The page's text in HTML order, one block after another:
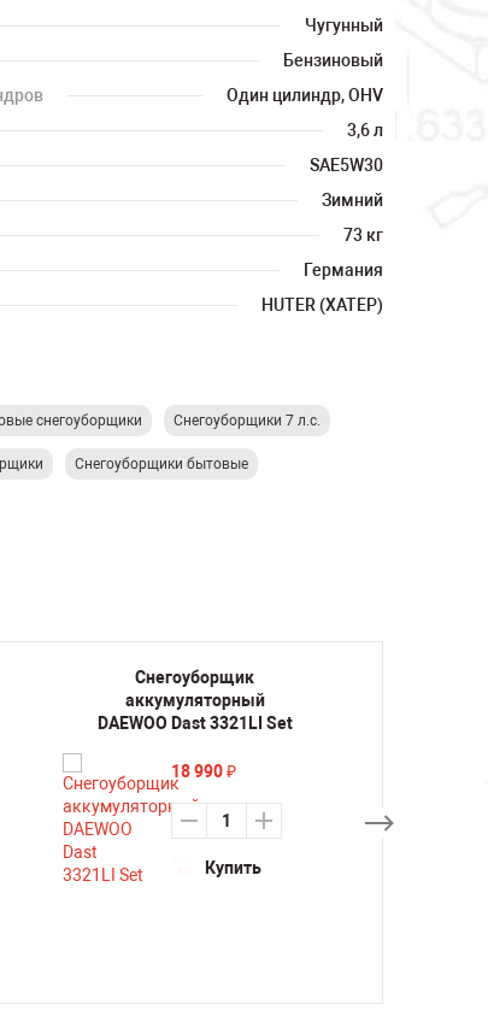
Чугунный
Бензиновый
Один цилиндр, OHV
3,6 л
SAE5W30
Зимний
73 кг
Германия
HUTER (ХАТЕР)
снегоуборщики Снегоуборщики 7 л.с.
Снегоуборщики бытовые
Снегоуборщик
аккумуляторный
DAEWOO Dast 3321LI Set
18 990 ₽
Купить